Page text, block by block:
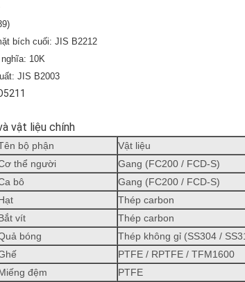
bích cuối: JIS B2212
10K
JIS B2003
vật liệu chính
bộ phận
Vật liệu
thể người
Gang (FC200 / FCD-S)
bô
Gang (FC200 / FCD-S)
Thép carbon
vít
Thép carbon
bóng
Thép không gỉ (SS304 /
PTFE / RPTFE / TFM1600
đệm
PTFE